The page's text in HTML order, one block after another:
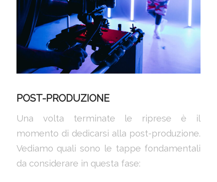
POST-PRODUZIONE
Una volta terminate le riprese è il
momento di dedicarsi alla post-produzione.
Vediamo quali sono le tappe fondamentali
da considerare in questa fase: